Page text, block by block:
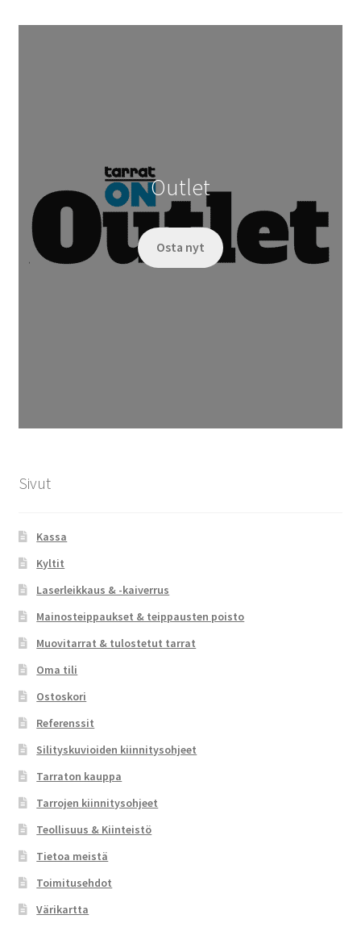
Outlet
Osta nyt
Sivut
Kassa
Kyltit
Laserleikkaus & -kaiverrus
Mainosteippaukset & teippausten poisto
Muovitarrat & tulostetut tarrat
Oma tili
Ostoskori
Referenssit
Silityskuvioiden kiinnitysohjeet
Tarraton kauppa
Tarrojen kiinnitysohjeet
Teollisuus & Kiinteistö
Tietoa meistä
Toimitusehdot
Värikartta